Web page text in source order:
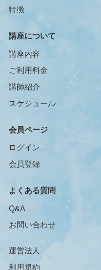
特徴
講座について
講座内容
ご利用料金
講師紹介
スケジュール
会員ページ
ログイン
会員登録
よくある質問
Q&A
お問い合わせ
運営法人
利用規約